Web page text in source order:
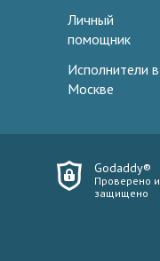
Личный
помощник
Исполнители в
Москве
Godaddy®
Проверено и
защищено